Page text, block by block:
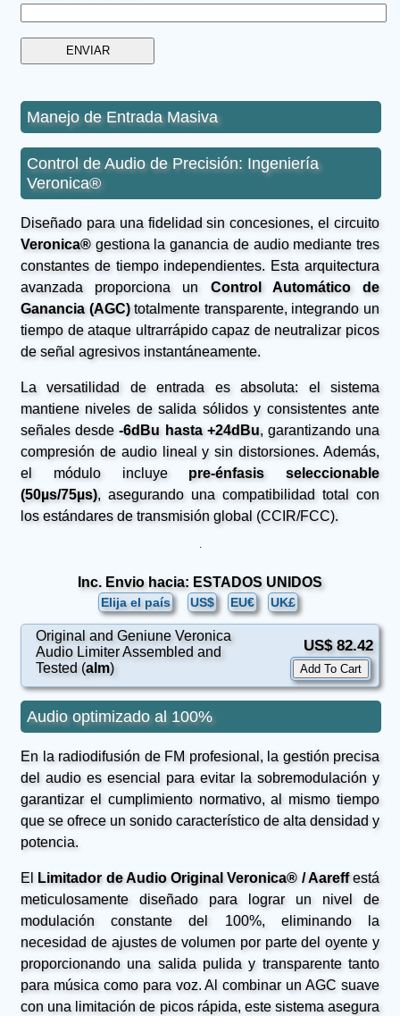
Manejo de Entrada Masiva
Control de Audio de Precisión: Ingeniería
Veronica®
Diseñado para una fidelidad sin concesiones, el circuito
Veronica® gestiona la ganancia de audio mediante tres
constantes de tiempo independientes. Esta arquitectura
avanzada proporciona un Control Automático de
Ganancia (AGC)totalmente transparente, integrando un
tiempo de ataque ultrarrápido capaz de neutralizar picos
de señal agresivos instantáneamente.
La versatilidad de entrada es absoluta: el sistema
mantiene niveles de salida sólidos y consistentes ante
señales desde-6dBu hasta +24dBu, garantizando una
compresión de audio lineal y sin distorsiones. Además,
el módulo incluye pre-énfasis seleccionable
(50µs/75µs), asegurando una compatibilidad total con
los estándares de transmisión global (CCIR/FCC).
.
Inc. Envio hacia: ESTADOS UNIDOS
Elija el país US$ EU€ UK£
Original and Geniune Veronica
Audio Limiter Assembled and
Tested (alm)
US$ 82.42
Audio optimizado al 100%
En la radiodifusión de FM profesional, la gestión precisa
del audio es esencial para evitar la sobremodulación y
garantizar el cumplimiento normativo, al mismo tiempo
que se ofrece un sonido característico de alta densidad y
potencia.
El Limitador de Audio Original Veronica® / Aareffestá
meticulosamente diseñado para lograr un nivel de
modulación constante del 100%, eliminando la
necesidad de ajustes de volumen por parte del oyente y
proporcionando una salida pulida y transparente tanto
para música como para voz. Al combinar un AGC suave
con una limitación de picos rápida, este sistema asegura